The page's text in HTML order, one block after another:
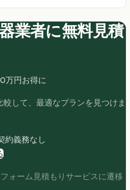
業者に無料見積
万円お得に
して、最適なプランを見つけま
約義務なし
フォーム見積もりサービスに遷移